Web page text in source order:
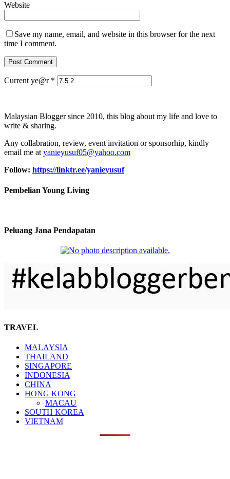
Website
Save my name, email, and website in this browser for the next
time I comment.
Current ye@r *
Malaysian Blogger since 2010, this blog about my life and love to
write & sharing.
Any collabration, review, event invitation or sponsorhip, kindly
email me at yanieyusuf05@yahoo.com
Follow: https://linktr.ee/yanieyusuf
Pembelian Young Living
Peluang Jana Pendapatan
TRAVEL
MALAYSIA
THAILAND
SINGAPORE
INDONESIA
CHINA
HONG KONG
MACAU
SOUTH KOREA
VIETNAM